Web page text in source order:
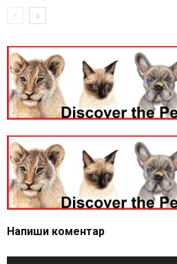
Напиши коментар